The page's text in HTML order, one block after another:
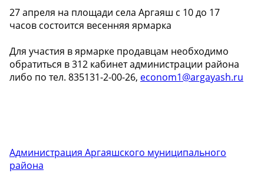
27 апреля на площади села Аргаяш с 10 до 17
часов состоится весенняя ярмарка
Для участия в ярмарке продавцам необходимо
обратиться в 312 кабинет администрации района
либо по тел. 835131-2-00-26, econom1@argayash.ru
Администрация Аргаяшского муниципального
района